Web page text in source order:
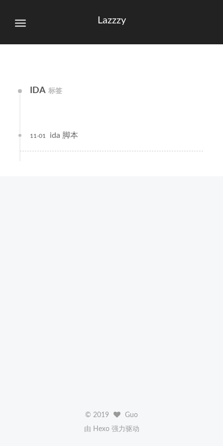
Lazzzy
IDA 标签
ida 脚本
11-01
© 2019
Guo
由 Hexo 强力驱动